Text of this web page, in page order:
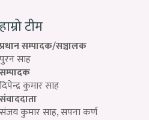
हाम्रो टीम
प्रधान सम्पादक/सञ्चालक
पुरन साह
सम्पादक
दिपेन्द्र कुमार साह
संवाददाता
संजय कुमार साह, सपना कर्ण